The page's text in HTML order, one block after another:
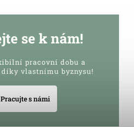
se k nám!
pracovní dobu a
vlastnímu byznysu!
Pracujte s námi